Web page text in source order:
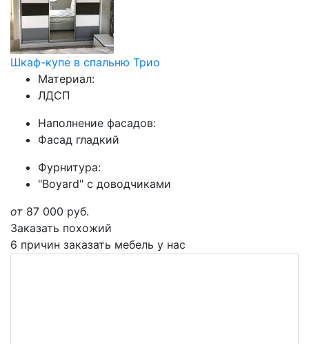
Шкаф-купе в спальню Трио
Материал:
ЛДСП
Наполнение фасадов:
Фасад гладкий
Фурнитура:
"Boyard" с доводчиками
от 87 000 руб.
Заказать похожий
6 причин заказать мебель у нас